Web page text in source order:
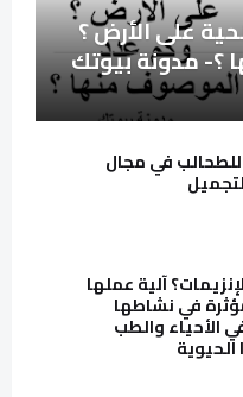
على الأرض ؟
مدونة بيوتك
للطحالب في مجال
آلية عملها
في نشاطها
الأحياء والطب
الحيوية